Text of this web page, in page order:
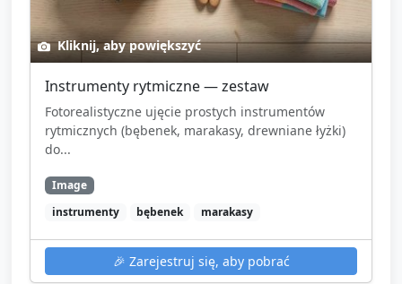
Kliknij, aby powiększyć
Instrumenty rytmiczne — zestaw
Fotorealistyczne ujęcie prostych instrumentów
rytmicznych (bębenek, marakasy, drewniane łyżki)
do...
Image
instrumenty
bębenek marakasy
🎉 Zarejestruj się, aby pobrać